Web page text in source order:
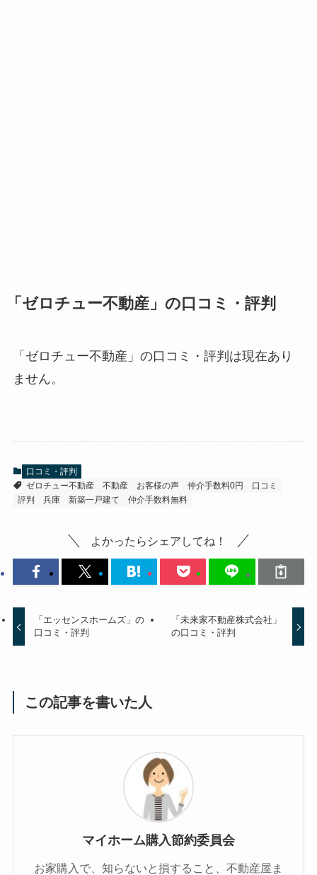
「ゼロチュー不動産」の口コミ・評判
「ゼロチュー不動産」の口コミ・評判は現在あり
ません。
口コミ・評判
ゼロチュー不動産
不動産 お客様の声 仲介手数料0円
口コミ
評判
兵庫 新築一戸建て 仲介手数料無料
よかったらシェアしてね！
「エッセンスホームズ」の
口コミ・評判
「未来家不動産株式会社」
の口コミ・評判
この記事を書いた人
マイホーム購入節約委員会
お家購入で、知らないと損すること、不動産屋ま